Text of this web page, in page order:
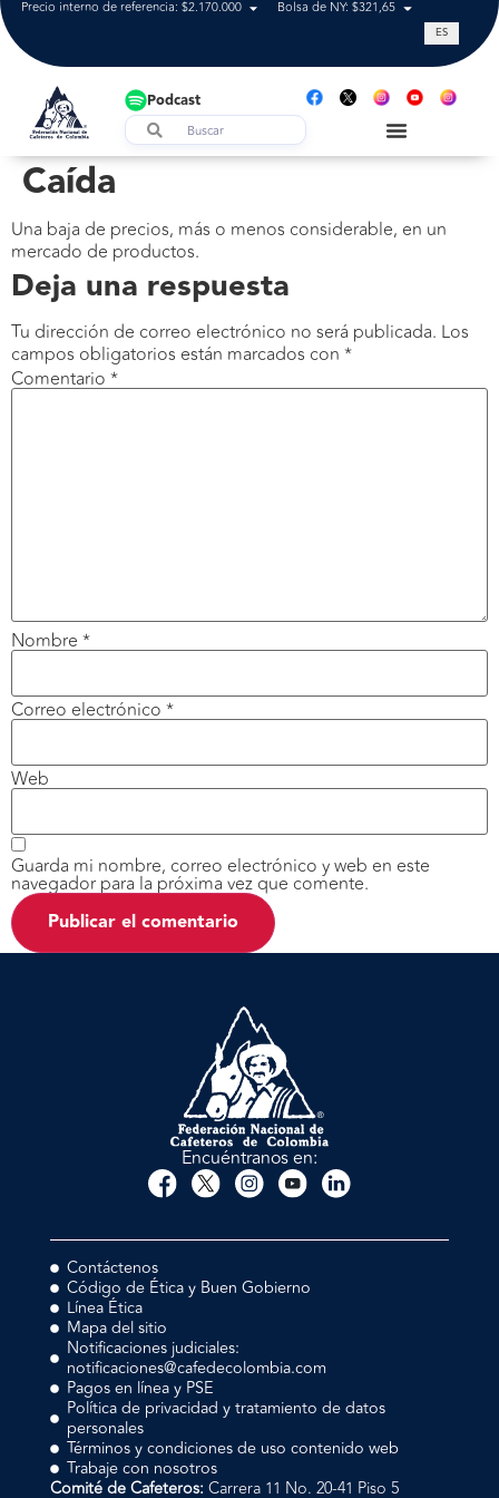
Precio interno de referencia: $2.170.000 Bolsa de NY: $321,65 Tasa de
ES
Podcast
Caída
Una baja de precios, más o menos considerable, en un
mercado de productos.
Deja una respuesta
Tu dirección de correo electrónico no será publicada. Los
campos obligatorios están marcados con *
Comentario *
Nombre *
Correo electrónico *
Web
Guarda mi nombre, correo electrónico y web en este
navegador para la próxima vez que comente.
Encuéntranos en:
Contáctenos
Código de Ética y Buen Gobierno
Línea Ética
Mapa del sitio
Notificaciones judiciales:
notificaciones@cafedecolombia.com
Pagos en línea y PSE
Política de privacidad y tratamiento de datos
personales
Términos y condiciones de uso contenido web
Trabaje con nosotros
Comité de Cafeteros: Carrera 11 No. 20-41 Piso 5